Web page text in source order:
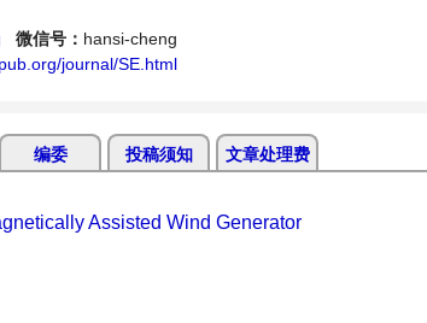
微信号： hansi-cheng
journal/SE.html
编委 投稿须知 文章处理费
Assisted Wind Generator